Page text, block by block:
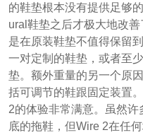
的鞋垫根本没有提供足够
ural鞋垫之后才极大地改
是在原装鞋垫不值得保留
一对定制的鞋垫，或者至
垫。额外重量的另一个原
括可调节的鞋跟固定装置
2的体验非常满意。虽然
底的拖鞋，但Wire 2在任